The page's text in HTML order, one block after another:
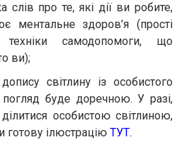
слів про те, які дії ви робите,
ментальне здоров’я (прості
техніки самодопомоги, що
ви);
світлину із особистого
буде доречною. У разі,
особистою світлиною,
готову ілюстрацію ТУТ.